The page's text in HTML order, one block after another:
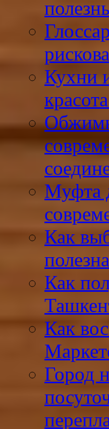
Кухни
Муфта
Как
Как
Как
Город